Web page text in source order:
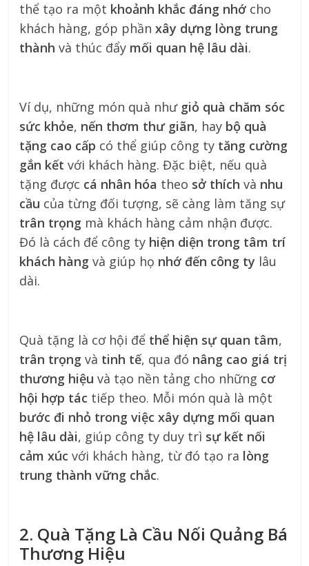
thể tạo ra một khoảnh khắc đáng nhớ cho
khách hàng, góp phầnxây dựng lòng trung
thành và thúc đẩy mối quan hệ lâu dài.
Ví dụ, những món quà như giỏ quà chăm sóc
sức khỏe, nến thơm thư giãn, hay bộ quà
tặng cao cấp có thể giúp công ty tăng cường
gắn kết với khách hàng. Đặc biệt, nếu quà
tặng được cá nhân hóa theo sở thích và nhu
cầu của từng đối tượng, sẽ càng làm tăng sự
trân trọng mà khách hàng cảm nhận được.
Đó là cách để công ty hiện diện trong tâm trí
khách hàng và giúp họ nhớ đến công ty lâu
dài.
Quà tặng là cơ hội để thể hiện sự quan tâm,
trân trọng và tinh tế, qua đó nâng cao giá trị
thương hiệu và tạo nền tảng cho những cơ
hội hợp tác tiếp theo. Mỗi món quà là một
bước đi nhỏ trong việc xây dựng mối quan
hệ lâu dài, giúp công ty duy trì sự kết nối
cảm xúc với khách hàng, từ đó tạo ra lòng
trung thành vững chắc.
2. Quà Tặng Là Cầu Nối Quảng Bá
Thương Hiệu